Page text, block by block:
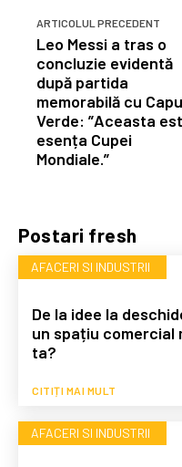
Postari fresh
AFACERI SI INDUSTRII
De la idee la
un spațiu
ta?
CITIȚI MAI MULT
AFACERI SI INDUSTRII
ARTICOLUL PRECEDENT
Leo Messi a tras o
concluzie evidentă
după partida
memorabilă cu
Verde: ”Aceasta
esența Cupei
Mondiale.”